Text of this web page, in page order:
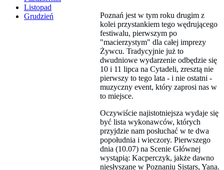
Listopad
Grudzień
Poznań jest w tym roku drugim z
kolei przystankiem tego wędrującego
festiwalu, pierwszym po
"macierzystym" dla całej imprezy
Żywcu. Tradycyjnie już to
dwudniowe wydarzenie odbędzie się
10 i 11 lipca na Cytadeli, zresztą nie
pierwszy to tego lata - i nie ostatni -
muzyczny event, który zaprosi nas w
to miejsce.
Oczywiście najistotniejsza wydaje się
być lista wykonawców, których
przyjdzie nam posłuchać w te dwa
popołudnia i wieczory. Pierwszego
dnia (10.07) na Scenie Głównej
wystąpią: Kacperczyk, jakże dawno
niesłyszane w Poznaniu Sistars, Yana.